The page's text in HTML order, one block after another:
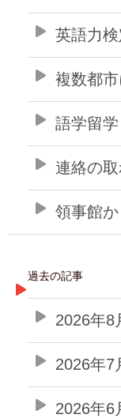
英語力
複数都
語学留
連絡の
領事館
過去の記事
2026年8
2026年7
2026年6